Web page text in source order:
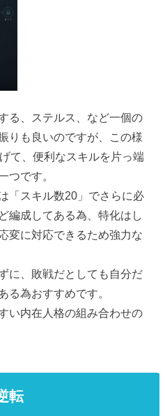
る、ステルス、など一個の
りも良いのですが、この様
て、便利なスキルを片っ端
つです。
「スキル数20」でさらに必
編成してある為、特化はし
変に対応できるため強力な
に、敗戦だとしても自分だ
る為おすすめです。
い内在人格の組み合わせの
転